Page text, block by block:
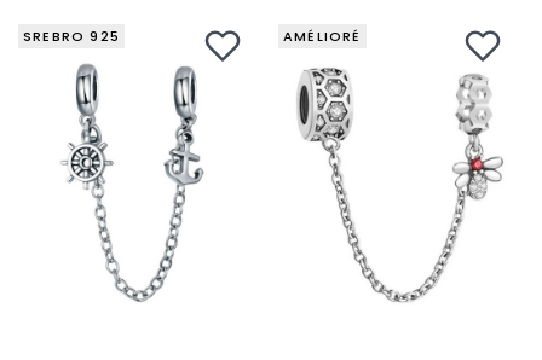
SREBRO 925 AMÉLIORÉ